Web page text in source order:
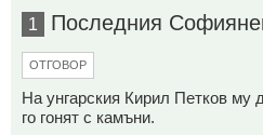
1 Последния
ОТГОВОР
На унгарския Кирил Петков
го гонят с камъни.